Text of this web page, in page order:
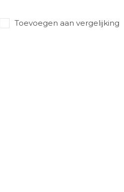
Toevoegen aan vergelijking